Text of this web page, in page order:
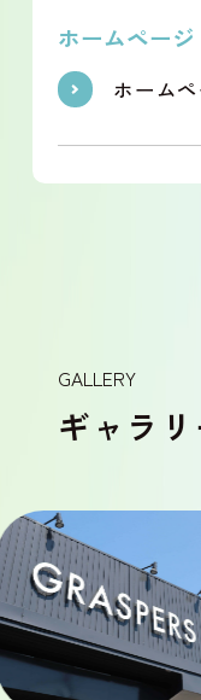
ホームページ
ホーム
GALLERY
ギャラリ